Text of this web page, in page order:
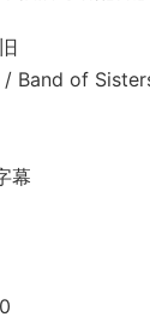
/ Band of
幕